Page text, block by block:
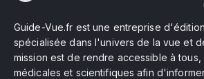
Guide-Vue.fr est une entreprise
spécialisée dans l'univers de la vue et
mission est de rendre accessible à tous,
médicales et scientifiques afin